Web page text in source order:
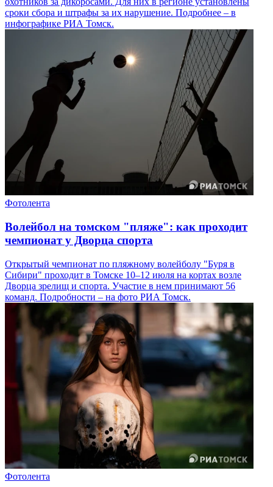
сроки сбора и штрафы за их нарушение. Подробнее – в
инфографике РИА Томск.
Фотолента
Волейбол на томском "пляже": как проходит
чемпионат у Дворца спорта
Открытый чемпионат по пляжному волейболу "Буря в
Сибири" проходит в Томске 10–12 июля на кортах возле
Дворца зрелищ и спорта. Участие в нем принимают 56
команд. Подробности – на фото РИА Томск.
Фотолента